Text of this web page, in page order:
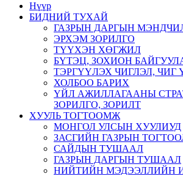
Нүүр
БИДНИЙ ТУХАЙ
ГАЗРЫН ДАРГЫН
ЭРХЭМ ЗОРИЛГО
ТҮҮХЭН ХӨГЖИЛ
БҮТЭЦ, ЗОХИОН
ТЭРГҮҮЛЭХ ЧИГЛЭЛ, ЧИГ
ХОЛБОО БАРИХ
ҮЙЛ АЖИЛЛАГААНЫ
ЗОРИЛГО, ЗОРИЛТ
ХУУЛЬ ТОГТООМЖ
МОНГОЛ УЛСЫН ХУУЛИУД
ЗАСГИЙН ГАЗРЫН
САЙДЫН ТУШААЛ
ГАЗРЫН ДАРГЫН ТУШААЛ
НИЙТИЙН МЭДЭЭЛЛИЙН